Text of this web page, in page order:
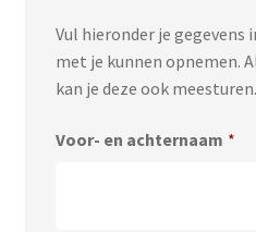
Vul hieronder je gegevens
met je kunnen opnemen.
kan je deze ook meesturen.
Voor- en achternaam *